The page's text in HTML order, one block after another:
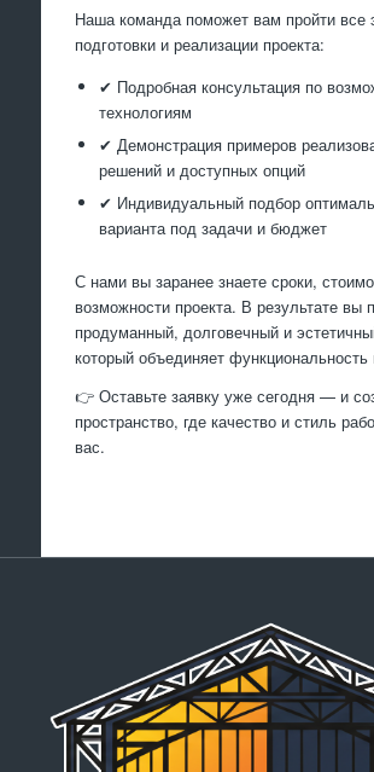
Наша команда поможет вам пройти все
подготовки и реализации проекта:
✔ Подробная консультация по
технологиям
✔ Демонстрация примеров
решений и доступных опций
✔ Индивидуальный подбор
варианта под задачи и бюджет
С нами вы заранее знаете сроки,
возможности проекта. В результате вы
продуманный, долговечный и
который объединяет
👉 Оставьте заявку уже сегодня — и
пространство, где качество и стиль
вас.